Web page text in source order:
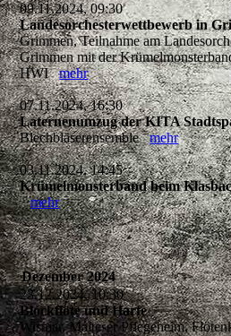
09.11.2024, 09:30
Landesorchesterwettbewerb in
Grimmen, Teilnahme am
Grimmen mit der
HWImehr
07.11.2024, 16:30
Laternenumzug der KITA
Blechbläserensemblemehr
03.11.2024, 14:45
Krümelmonsterband beim
mehr
Dezember 2024
23.12.2024, 10:30
Blockflöte und Harfe
Wismar, Malteser Pflegeheim,